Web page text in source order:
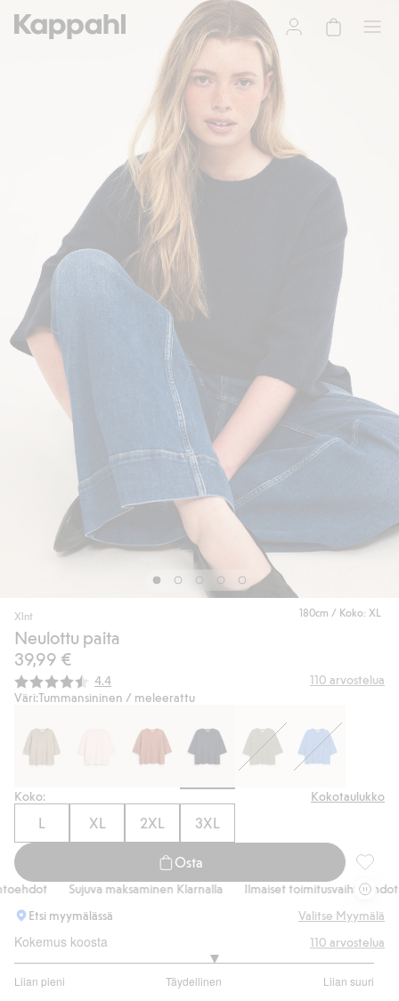
180cm / Koko: XL
Xlnt
Neulottu paita
39,99 €
Keskimääräinen luokitus:
4.4 110 arvostelua
Väri:Tummansininen / meleerattu
Koko: Kokotaulukko
L XL 2XL 3XL
Osta
Sujuva maksaminen Klarnalla
Ilmaiset toimitusvaihtoehdot
Etsi myymälässä
Valitse Myymälä
Kokemus koosta
Liian pieni Täydellinen Liian suuri
/
110 arvostelua